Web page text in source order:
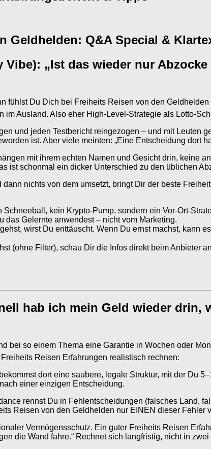
Geldhelden: Q&A Special &
Vibe): „Ist das wieder nur
fühlst Du Dich bei Freiheits Reisen von den
im Ausland. Also eher High-Level-Strategie als Lotto-
und jeden Testbericht reingezogen – und mit Leuten
ist. Aber viele meinten: „Eine Entscheidung dort
mit ihrem echten Namen und Gesicht drin, keine
ist schonmal ein dicker Unterschied zu den üblichen
nichts von dem umsetzt, bringt Dir der beste
kein Krypto-Pump, sondern ein Vor-Ort-
das Gelernte anwendest – nicht vom Marketing.
wirst Du enttäuscht. Wenn Du ernst machst, kann
(ohne Filter), schau Dir die Infos direkt beim Anbieter
hab ich mein Geld wieder drin,
bei so einem Thema eine Garantie in Wochen oder
Reisen Erfahrungen realistisch rechnen:
dort eine saubere, legale Struktur, mit der Du
einer einzigen Entscheidung.
rennst Du in Fehlentscheidungen (falsches Land,
Reisen von den Geldhelden nur EINEN dieser
Vermögensschutz. Ein guter Freiheits Reisen
die Wand fahre.“ Rechnet sich langfristig, nicht in zwei